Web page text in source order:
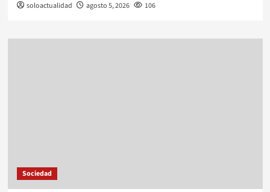
soloactualidad agosto 5, 2026 106
Sociedad